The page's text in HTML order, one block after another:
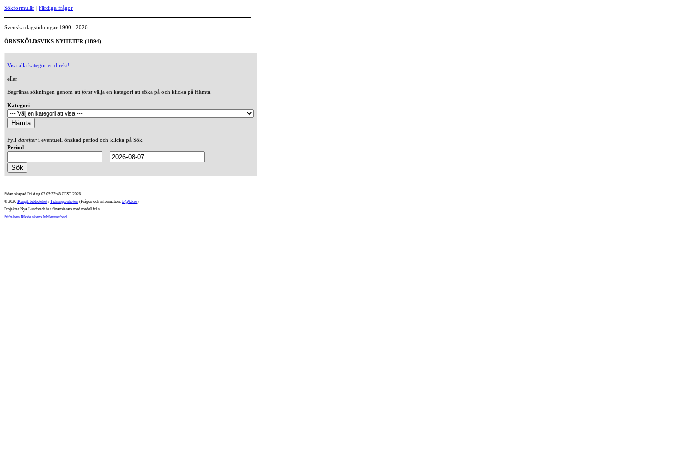
Sökformulär | Färdiga frågor
Svenska dagstidningar 1900--2026
ÖRNSKÖLDSVIKS NYHETER (1894)
Visa alla kategorier direkt!
eller
Begränsa sökningen genom att förstvälja en kategori att söka på och klicka på Hämta.
Kategori
Fyll därefteri eventuell önskad period och klicka på Sök.
Period
--
Sidan skapad Fri Aug 07 05:22:48 CEST 2026
© 2026 Kungl. biblioteket / Tidningsenheten (Frågor och information: te@kb.se)
Projektet Nya Lundstedt har finansierats med medel från
Stiftelsen Riksbankens Jubileumsfond